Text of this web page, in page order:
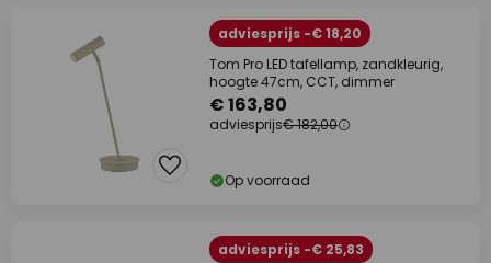
adviesprijs -€ 18,20
Tom Pro LED tafellamp, zandkleurig,
hoogte 47cm, CCT, dimmer
€ 163,80
adviesprijs€ 182,00
Op voorraad
adviesprijs -€ 25,83